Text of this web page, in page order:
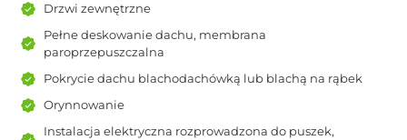
Drzwi zewnętrzne
Pełne deskowanie dachu, membrana
paroprzepuszczalna
Pokrycie dachu blachodachówką lub blachą na rąbek
Orynnowanie
Instalacja elektryczna rozprowadzona do puszek,